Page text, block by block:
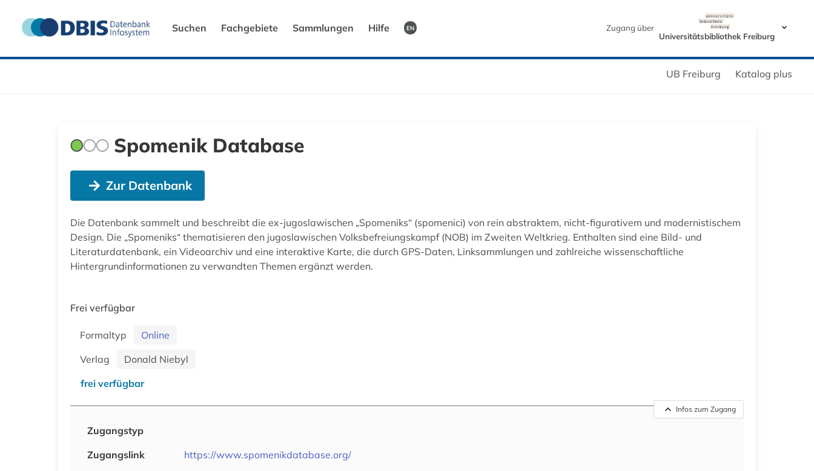
Suchen Fachgebiete Sammlungen Hilfe EN
Zugang über
Universitätsbibliothek Freiburg
UB Freiburg Katalog plus
Spomenik Database
Zur Datenbank
Die Datenbank sammelt und beschreibt die ex-jugoslawischen „Spomeniks“ (spomenici) von rein abstraktem, nicht-figurativem und modernistischem
Design. Die „Spomeniks“ thematisieren den jugoslawischen Volksbefreiungskampf (NOB) im Zweiten Weltkrieg. Enthalten sind eine Bild- und
Literaturdatenbank, ein Videoarchiv und eine interaktive Karte, die durch GPS-Daten, Linksammlungen und zahlreiche wissenschaftliche
Hintergrundinformationen zu verwandten Themen ergänzt werden.
Frei verfügbar
Formaltyp
Online
Verlag
Donald Niebyl
frei verfügbar
Infos zum Zugang
Zugangstyp
Zugangslink
https://www.spomenikdatabase.org/